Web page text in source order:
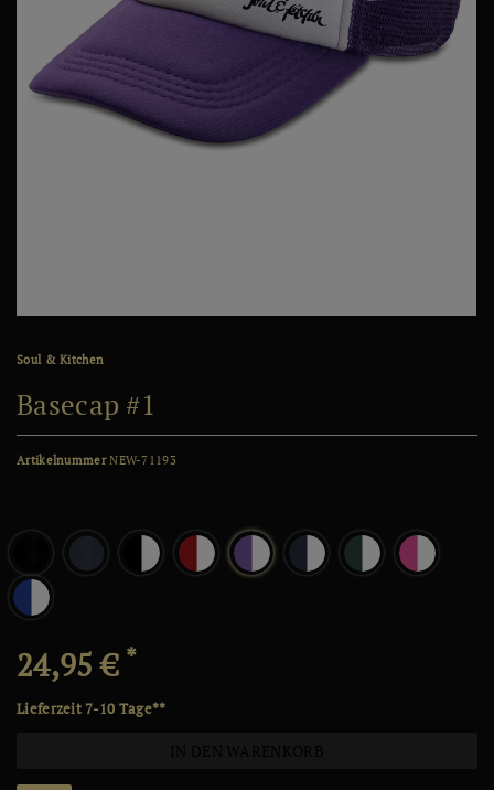
Soul & Kitchen
Basecap #1
ArtikelnummerNEW-71193
24,95 € *
Lieferzeit 7-10 Tage**